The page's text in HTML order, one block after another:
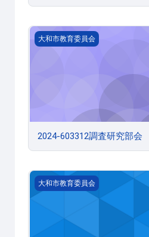
2024-603312調査研究部会
大和市教育委員会
2024-603312調査研究部会
2024-603406第２回外国語教
大和市教育委員会